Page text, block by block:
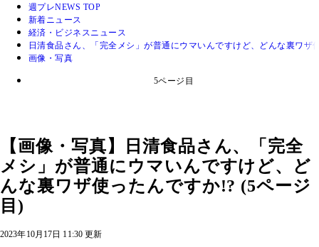
週プレNEWS TOP
新着ニュース
経済・ビジネスニュース
日清食品さん、「完全メシ」が普通にウマいんですけど、どんな裏ワザ
画像・写真
5ページ目
【画像・写真】日清食品さん、「完全
メシ」が普通にウマいんですけど、ど
んな裏ワザ使ったんですか!? (5ページ
目)
2023年10月17日 11:30 更新